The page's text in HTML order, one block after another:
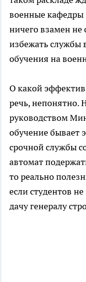
военные кафедры
ничего взамен не
избежать службы
обучения на
О какой
речь, непонятно.
руководством
обучение бывает
срочной службы
автомат
то реально
если студентов не
дачу генералу